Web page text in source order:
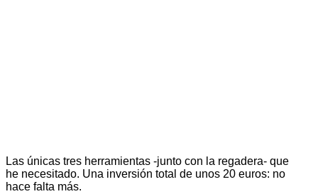
Las únicas tres herramientas -junto con la regadera- que
he necesitado. Una inversión total de unos 20 euros: no
hace falta más.